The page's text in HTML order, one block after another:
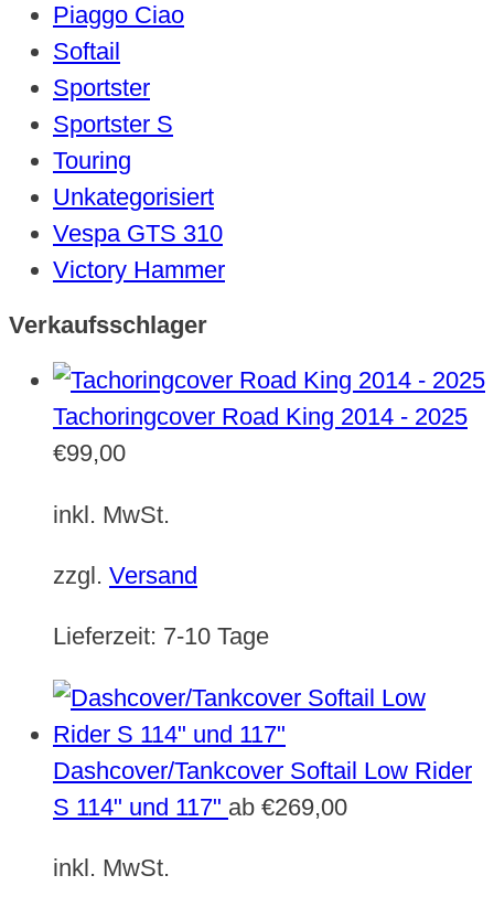
Piaggo Ciao
Softail
Sportster
Sportster S
Touring
Unkategorisiert
Vespa GTS 310
Victory Hammer
Verkaufsschlager
Tachoringcover Road King 2014 - 2025
€99,00
inkl. MwSt.
zzgl. Versand
Lieferzeit: 7-10 Tage
Dashcover/Tankcover Softail Low Rider
S 114" und 117" ab €269,00
inkl. MwSt.